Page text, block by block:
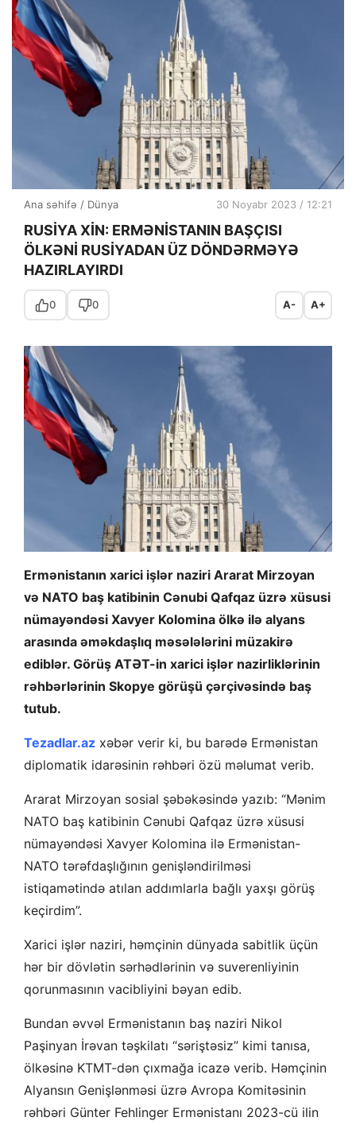
Ana səhifə / Dünya 30 Noyabr 2023 / 12:21
RUSİYA XİN: ERMƏNİSTANIN BAŞÇISI
ÖLKƏNİ RUSİYADAN ÜZ DÖNDƏRMƏYƏ
HAZIRLAYIRDI
0 0 A- A+
Ermənistanın xarici işlər naziri Ararat Mirzoyan
və NATO baş katibinin Cənubi Qafqaz üzrə xüsusi
nümayəndəsi Xavyer Kolomina ölkə ilə alyans
arasında əməkdaşlıq məsələlərini müzakirə
ediblər. Görüş ATƏT-in xarici işlər nazirliklərinin
rəhbərlərinin Skopye görüşü çərçivəsində baş
tutub.
Tezadlar.az xəbər verir ki, bu barədə Ermənistan
diplomatik idarəsinin rəhbəri özü məlumat verib.
Ararat Mirzoyan sosial şəbəkəsində yazıb: “Mənim
NATO baş katibinin Cənubi Qafqaz üzrə xüsusi
nümayəndəsi Xavyer Kolomina ilə Ermənistan-
NATO tərəfdaşlığının genişləndirilməsi
istiqamətində atılan addımlarla bağlı yaxşı görüş
keçirdim”.
Xarici işlər naziri, həmçinin dünyada sabitlik üçün
hər bir dövlətin sərhədlərinin və suverenliyinin
qorunmasının vacibliyini bəyan edib.
Bundan əvvəl Ermənistanın baş naziri Nikol
Paşinyan İrəvan təşkilatı “səriştəsiz” kimi tanısa,
ölkəsinə KTMT-dən çıxmağa icazə verib. Həmçinin
Alyansın Genişlənməsi üzrə Avropa Komitəsinin
rəhbəri Günter Fehlinger Ermənistanı 2023-cü ilin